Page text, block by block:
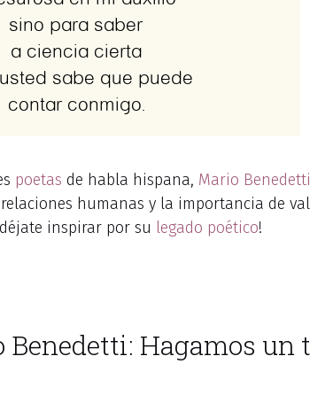
poetas de habla hispana, Mario Benedetti
humanas y la importancia de
inspirar por su legado poético!
Benedetti: Hagamos